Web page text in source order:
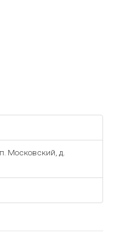
Московский, д.